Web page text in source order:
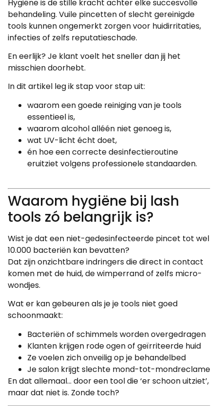
Hygiëne is de stille kracht achter elke succesvolle
behandeling. Vuile pincetten of slecht gereinigde
tools kunnen ongemerkt zorgen voor huidirritaties,
infecties of zelfs reputatieschade.
En eerlijk? Je klant voelt het sneller dan jij het
misschien doorhebt.
In dit artikel leg ik stap voor stap uit:
waarom een goede reiniging van je tools
essentieel is,
waarom alcohol alléén niet genoeg is,
wat UV-licht écht doet,
én hoe een correcte desinfectieroutine
eruitziet volgens professionele standaarden.
Waarom hygiëne bij lash
tools zó belangrijk is?
Wist je dat een niet-gedesinfecteerde pincet tot wel
10.000 bacteriën kan bevatten?
Dat zijn onzichtbare indringers die direct in contact
komen met de huid, de wimperrand of zelfs micro-
wondjes.
Wat er kan gebeuren als je je tools niet goed
schoonmaakt:
Bacteriën of schimmels worden overgedragen
Klanten krijgen rode ogen of geïrriteerde huid
Ze voelen zich onveilig op je behandelbed
Je salon krijgt slechte mond-tot-mondreclame
En dat allemaal… door een tool die ‘er schoon uitziet’,
maar dat niet is. Zonde toch?